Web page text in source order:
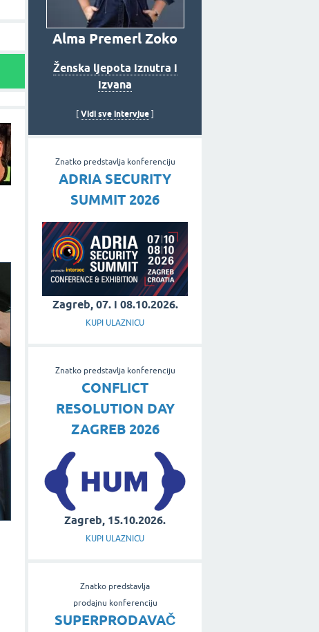
Alma Premerl Zoko
Ženska ljepota iznutra i
izvana
Vidi sve intervjue
Znatko predstavlja konferenciju
ADRIA SECURITY
SUMMIT 2026
Zagreb, 07. i 08.10.2026.
KUPI ULAZNICU
Znatko predstavlja konferenciju
CONFLICT
RESOLUTION DAY
ZAGREB 2026
Zagreb, 15.10.2026.
KUPI ULAZNICU
Znatko predstavlja
prodajnu konferenciju
SUPERPRODAVAČ